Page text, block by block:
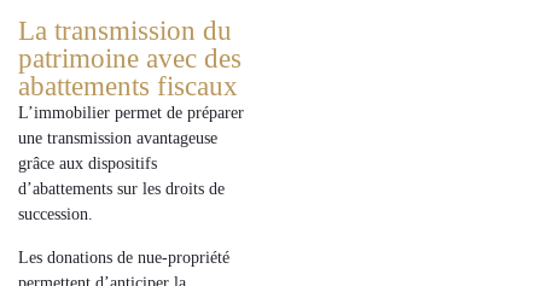
La transmission du
patrimoine avec des
abattements fiscaux
L’immobilier permet de préparer
une transmission avantageuse
grâce aux dispositifs
d’abattements sur les droits de
succession.
Les donations de nue-propriété